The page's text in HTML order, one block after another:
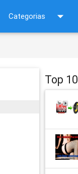
Categorias arrow_drop_down
Top 10